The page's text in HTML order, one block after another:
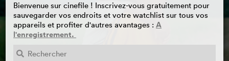
Bienvenue sur cinefile ! Inscrivez-vous gratuitement pour
sauvegarder vos endroits et votre watchlist sur tous vos
appareils et profiter d'autres avantages : A
l'enregistrement.